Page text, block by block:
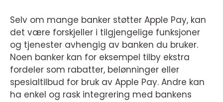
Selv om mange banker støtter Apple Pay, kan
det være forskjeller i tilgjengelige funksjoner
og tjenester avhengig av banken du bruker.
Noen banker kan for eksempel tilby ekstra
fordeler som rabatter, belønninger eller
spesialtilbud for bruk av Apple Pay. Andre kan
ha enkel og rask integrering med bankens